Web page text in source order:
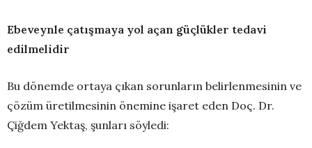
Ebeveynle çatışmaya yol açan güçlükler tedavi
edilmelidir
Bu dönemde ortaya çıkan sorunların belirlenmesinin ve
çözüm üretilmesinin önemine işaret eden Doç. Dr.
Çiğdem Yektaş, şunları söyledi: